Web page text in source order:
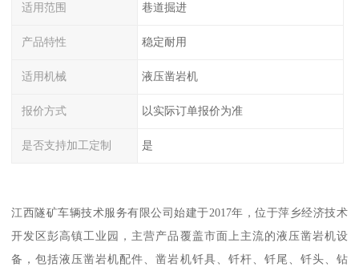
适用范围 巷道掘进
产品特性 稳定耐用
适用机械 液压凿岩机
报价方式 以实际订单报价为准
是否支持加工定制 是
江西隧矿车辆技术服务有限公司始建于2017年，位于萍乡经济技术
开发区彭高镇工业园，主营产品覆盖市面上主流的液压凿岩机设
备，包括液压凿岩机配件、凿岩机钎具、钎杆、钎尾、钎头、钻